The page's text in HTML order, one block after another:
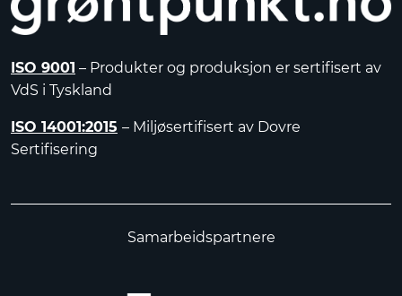
ISO 9001 – Produkter og produksjon er sertifisert av
VdS i Tyskland
ISO 14001:2015 – Miljøsertifisert av Dovre
Sertifisering
Samarbeidspartnere